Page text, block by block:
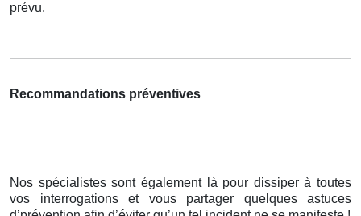
prévu.
Recommandations préventives
Nos spécialistes sont également là pour dissiper à toutes
vos interrogations et vous partager quelques astuces